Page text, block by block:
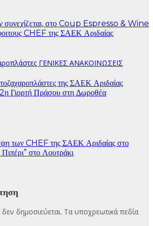
συνεχίζεται, στο Coup Espresso & Wine
CHEF της ΣΑΕΚ Αριδαίας
ΓΕΝΙΚΕΣ ΑΝΑΚΟΙΝΩΣΕΙΣ
της ΣΑΕΚ Αριδαίας
2η Γιορτή Πράσου στη Δωροθέα
των CHEF της ΣΑΕΚ Αριδαίας στο
στο Λουτράκι
δημοσιεύεται. Τα υποχρεωτικά πεδία